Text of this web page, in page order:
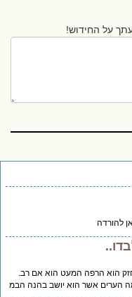
על החידוש!
הוא הרפה המעט הוא אם רב.
אשר הוא יושב בהנה הבמ